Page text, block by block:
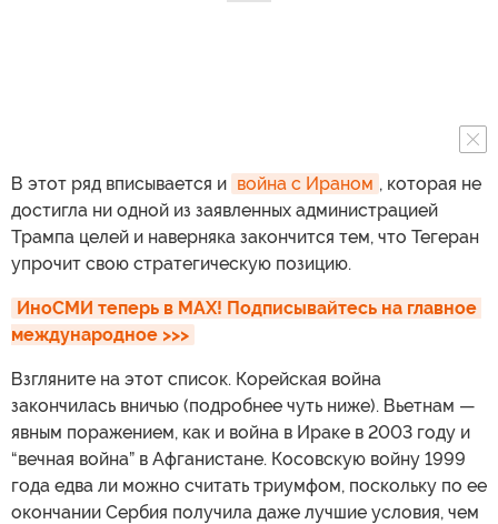
В этот ряд вписывается и война с Ираном , которая не
достигла ни одной из заявленных администрацией
Трампа целей и наверняка закончится тем, что Тегеран
упрочит свою стратегическую позицию.
ИноСМИ теперь в MAX! Подписывайтесь на главное
международное >>>
Взгляните на этот список. Корейская война
закончилась вничью (подробнее чуть ниже). Вьетнам —
явным поражением, как и война в Ираке в 2003 году и
“вечная война” в Афганистане. Косовскую войну 1999
года едва ли можно считать триумфом, поскольку по ее
окончании Сербия получила даже лучшие условия, чем